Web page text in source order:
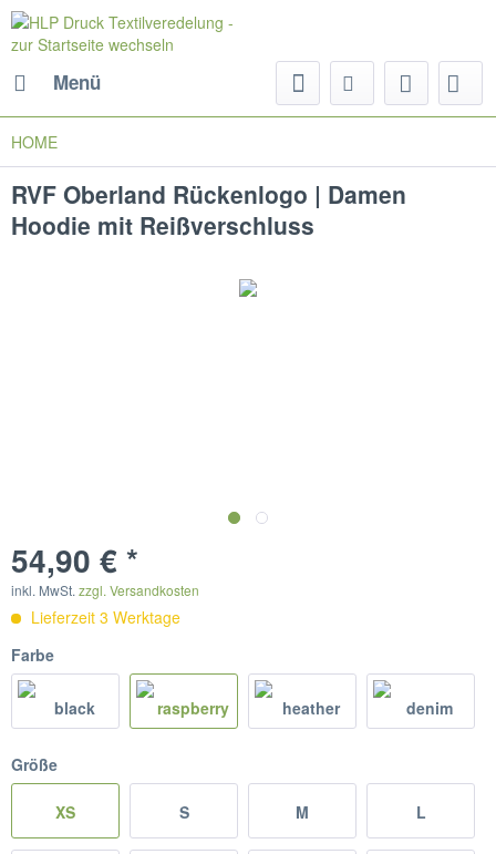
Menü
HOME
RVF Oberland Rückenlogo | Damen
Hoodie mit Reißverschluss
54,90 € *
inkl. MwSt. zzgl. Versandkosten
Lieferzeit 3 Werktage
Farbe
Größe
XS S M L